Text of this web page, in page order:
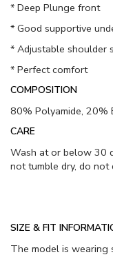
* Deep Plunge front
* Good supportive
* Adjustable shoulder
* Perfect comfort
COMPOSITION
80% Polyamide, 20%
CARE
Wash at or below 30
not tumble dry, do not
SIZE & FIT
The model is wearing